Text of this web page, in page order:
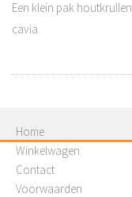
Een klein pak
cavia.
Home
Winkelwagen
Contact
Voorwaarden